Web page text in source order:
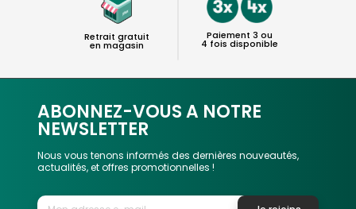
Retrait gratuit
en magasin
Paiement 3 ou
4 fois disponible
ABONNEZ-VOUS A NOTRE
NEWSLETTER
Nous vous tenons informés des dernières nouveautés,
actualités, et offres promotionnelles !